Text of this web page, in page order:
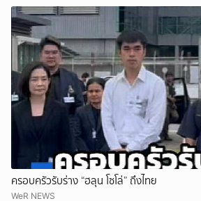
ครอบครัวรับร่าง “ฮลุน โซโล่” ถึงไทย
WeR NEWS